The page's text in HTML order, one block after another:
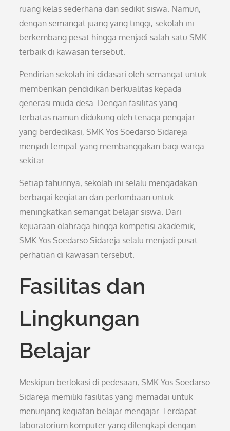
ruang kelas sederhana dan sedikit siswa. Namun,
dengan semangat juang yang tinggi, sekolah ini
berkembang pesat hingga menjadi salah satu SMK
terbaik di kawasan tersebut.
Pendirian sekolah ini didasari oleh semangat untuk
memberikan pendidikan berkualitas kepada
generasi muda desa. Dengan fasilitas yang
terbatas namun didukung oleh tenaga pengajar
yang berdedikasi, SMK Yos Soedarso Sidareja
menjadi tempat yang membanggakan bagi warga
sekitar.
Setiap tahunnya, sekolah ini selalu mengadakan
berbagai kegiatan dan perlombaan untuk
meningkatkan semangat belajar siswa. Dari
kejuaraan olahraga hingga kompetisi akademik,
SMK Yos Soedarso Sidareja selalu menjadi pusat
perhatian di kawasan tersebut.
Fasilitas dan
Lingkungan
Belajar
Meskipun berlokasi di pedesaan, SMK Yos Soedarso
Sidareja memiliki fasilitas yang memadai untuk
menunjang kegiatan belajar mengajar. Terdapat
laboratorium komputer yang dilengkapi dengan